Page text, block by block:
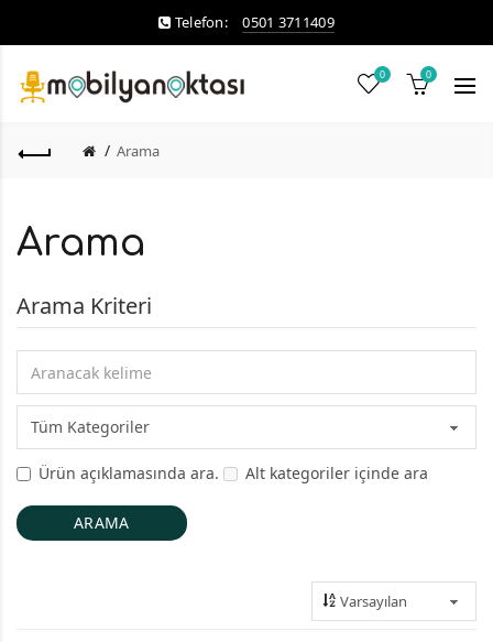
Telefon: 0501 3711409
0 0
Arama
Arama
Arama Kriteri
Ürün açıklamasında ara. Alt kategoriler içinde ara